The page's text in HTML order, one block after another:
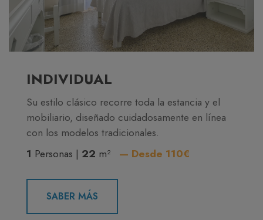
INDIVIDUAL
Su estilo clásico recorre toda la estancia y el
mobiliario, diseñado cuidadosamente en línea
con los modelos tradicionales.
1 Personas | 22 m² — Desde 110€
SABER MÁS